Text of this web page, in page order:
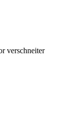
verschneiter